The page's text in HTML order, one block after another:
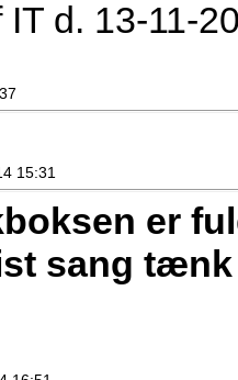
d. 13-11-
15:31
er
sang